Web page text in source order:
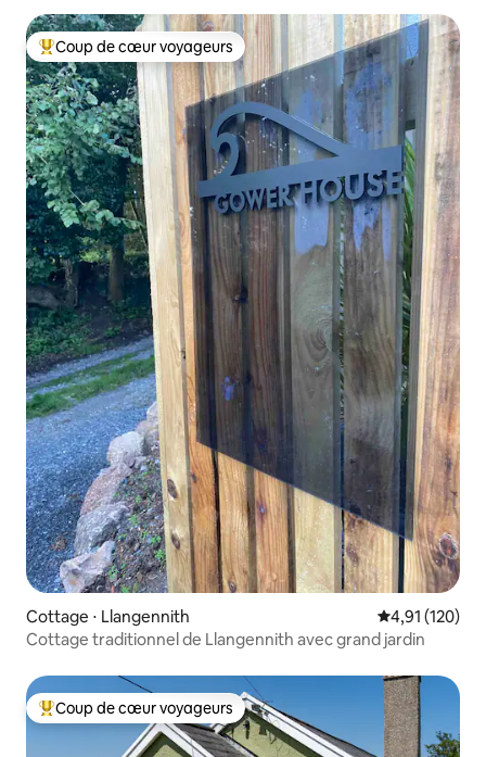
Coups de cœur voyageurs les plus appréciés
Coup de cœur voyageurs
Cottage ⋅ Llangennith Évaluation
4,91 (120)
Cottage traditionnel de Llangennith avec grand jardin
Coups de cœur voyageurs les plus appréciés
Coup de cœur voyageurs